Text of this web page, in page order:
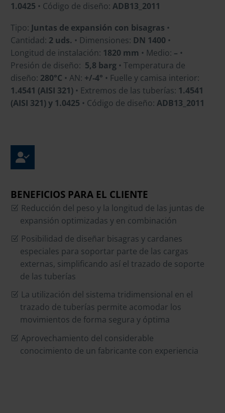
1.0425 • Código de diseño: ADB13_2011
Tipo: Juntas de expansión con bisagras •
Cantidad: 2 uds. • Dimensiones: DN 1400 •
Longitud de instalación: 1820 mm • Medio: – •
Presión de diseño: 5,8 barg • Temperatura de
diseño: 280°C • AN: +/-4° • Fuelle y camisa interior:
1.4541 (AISI 321) • Extremos de las tuberías: 1.4541
(AISI 321)y 1.0425 • Código de diseño: ADB13_2011
BENEFICIOS PARA EL CLIENTE
Reducción del peso y la longitud de las juntas de
expansión optimizadas y en combinación
Posibilidad de diseñar bisagras y cardanes
especiales para soportar parte de las cargas
externas, simplificando así el trazado de soporte
de las tuberías
La utilización del sistema tridimensional en el
trazado de tuberías permite acomodar los
movimientos de forma segura y óptima
Aprovechamiento del considerable
conocimiento de un fabricante con experiencia